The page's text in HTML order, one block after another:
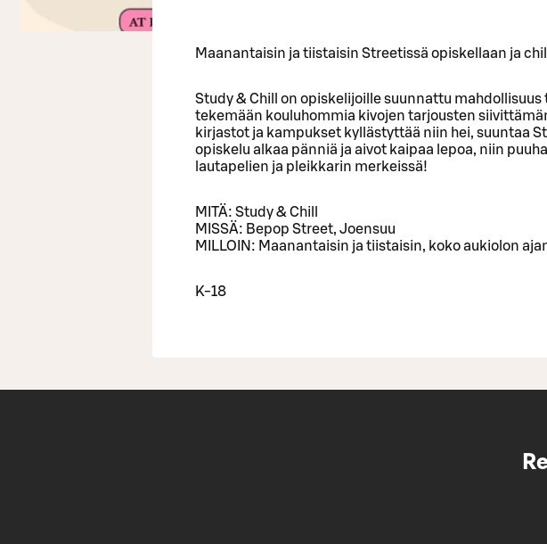
Maanantaisin ja tiistaisin Streetissä opiskellaan ja
Study & Chill on opiskelijoille suunnattu
tekemään kouluhommia kivojen tarjousten
kirjastot ja kampukset kyllästyttää niin hei, suuntaa
opiskelu alkaa pänniä ja aivot kaipaa lepoa, niin
lautapelien ja pleikkarin merkeissä!
MITÄ: Study & Chill
MISSÄ: Bepop Street, Joensuu
MILLOIN: Maanantaisin ja tiistaisin, koko aukiolon
K-18